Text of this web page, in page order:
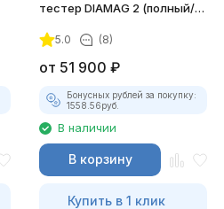
тестер DIAMAG 2 (полный/
5.0 (8)
от 51 900 ₽
Бонусных рублей за покупку:
1558.56руб.
В наличии
В корзину
Купить в 1 клик